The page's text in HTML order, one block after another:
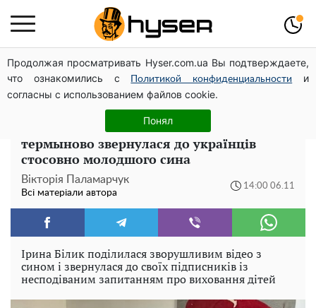
Продолжая просматривать Hyser.com.ua Вы подтверждаете,
что ознакомились с
Политикой конфиденциальности
и
согласны с использованием файлов cookie.
Понял
Дрони із націнкою: Олександр Конотопський вивів
мільйони оборонного бюджету через фіктивну фірму в
Естонії
"Як відучити без сліз?": Ірина Білик
термыново звернулася до українців
стосовно молодшого сина
Вікторія Паламарчук
Всі матеріали автора
14:00 06.11
Ірина Білик поділилася зворушливим відео з
сином і звернулася до своїх підписників із
несподіваним запитанням про виховання дітей